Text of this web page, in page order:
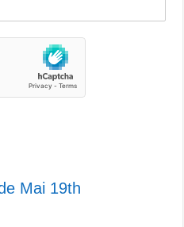
Mai 19th